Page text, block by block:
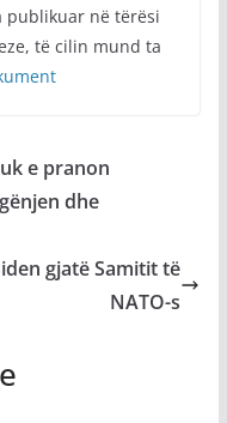
publikuar në tërësi
të cilin mund ta
e pranon
dhe
gjatë Samitit të
NATO-s